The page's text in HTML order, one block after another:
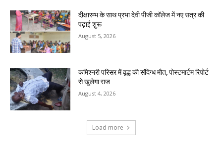
दीक्षारम्भ के साथ प्रभा देवी पीजी कॉलेज में नए सत्र की
पढ़ाई शुरू
August 5, 2026
कमिश्नरी परिसर में वृद्ध की संदिग्ध मौत, पोस्टमार्टम रिपोर्ट
से खुलेगा राज
August 4, 2026
Load more